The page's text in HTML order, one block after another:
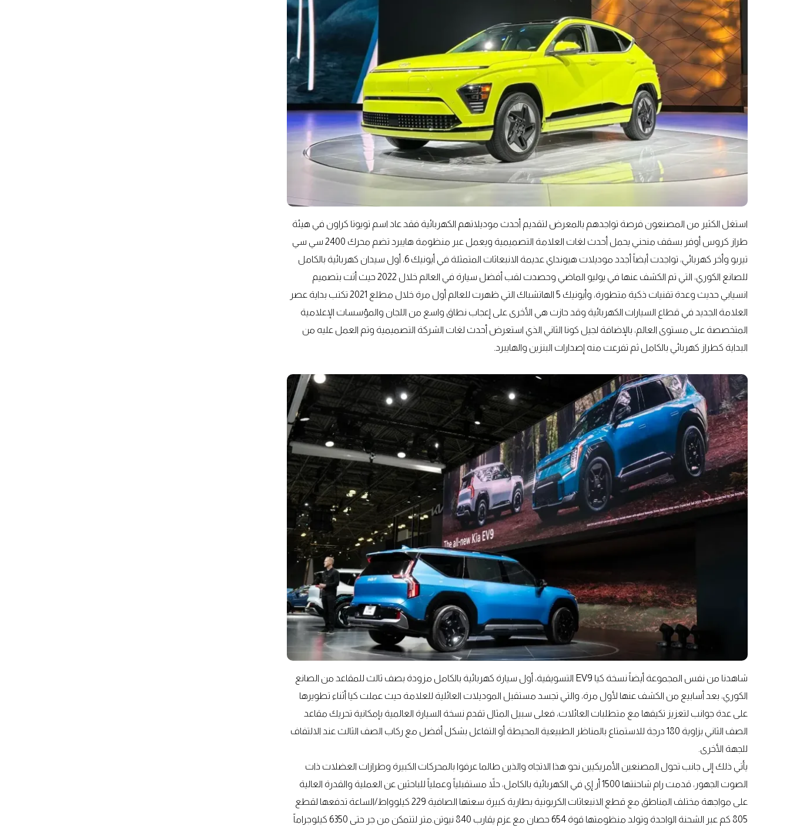
استغل الكثير من المصنعون فرصة تواجدهم بالمعرض لتقديم أحدث موديلاتهم الكهربائية فقد عاد اسم تويوتا كراون في هيئة
طراز كروس أوفر بسقف منحني يحمل أحدث لغات العلامة التصميمية ويعمل عبر منظومة هايبرد تضم محرك 2400 سي سي
تيربو وأخر كهربائي، تواجدت أيضاً أجدد موديلات هيونداي عديمة الانبعاثات المتمثلة في أيونيك 6، أول سيدان كهربائية بالكامل
للصانع الكوري، التي تم الكشف عنها في يوليو الماضي وحصدت لقب أفضل سيارة في العالم خلال 2022 حيث أتت بتصميم
انسيابي حديث وعدة تقنيات ذكية متطورة، وأيونيك 5 الهاتشباك التي ظهرت للعالم أول مرة خلال مطلع 2021 تكتب بداية عصر
العلامة الجديد في قطاع السيارات الكهربائية وقد حازت هي الأخرى على إعجاب نطاق واسع من اللجان والمؤسسات الإعلامية
المتخصصة على مستوى العالم، بالإضافة لجيل كونا الثاني الذي استعرض أحدث لغات الشركة التصميمية وتم العمل عليه من
البداية كطراز كهربائي بالكامل ثم تفرعت منه إصدارات البنزين والهايبرد.
شاهدنا من نفس المجموعة أيضاً نسخة كيا EV9 التسويقية، أول سيارة كهربائية بالكامل مزودة بصف ثالث للمقاعد من الصانع
الكوري، بعد أسابيع من الكشف عنها لأول مرة، والتي تجسد مستقبل الموديلات العائلية للعلامة حيث عملت كيا أثناء تطويرها
على عدة جوانب لتعزيز تكيفها مع متطلبات العائلات، فعلى سبيل المثال تقدم نسخة السيارة العالمية بإمكانية تحريك مقاعد
الصف الثاني بزاوية 180 درجة للاستمتاع بالمناظر الطبيعية المحيطة أو التفاعل بشكل أفضل مع ركاب الصف الثالث عند الالتفاف
للجهة الأخرى.
يأتي ذلك إلى جانب تحول المصنعين الأمريكيين نحو هذا الاتجاه والذين طالما عرفوا بالمحركات الكبيرة وطرازات العضلات ذات
الصوت الجهور، قدمت رام شاحنتها 1500 أر إي في الكهربائية بالكامل، حلاً مستقبلياً وعملياً للباحثين عن العملية والقدرة العالية
على مواجهة مختلف المناطق مع قطع الانبعاثات الكربونية بطارية كبيرة سعتها الصافية 229 كيلوواط/الساعة تدفعها لقطع
805 كم عبر الشحنة الواحدة وتولد منظومتها قوة 654 حصان مع عزم يقارب 840 نيوتن.متر لتتمكن من جر حتى 6350 كيلوجراماً